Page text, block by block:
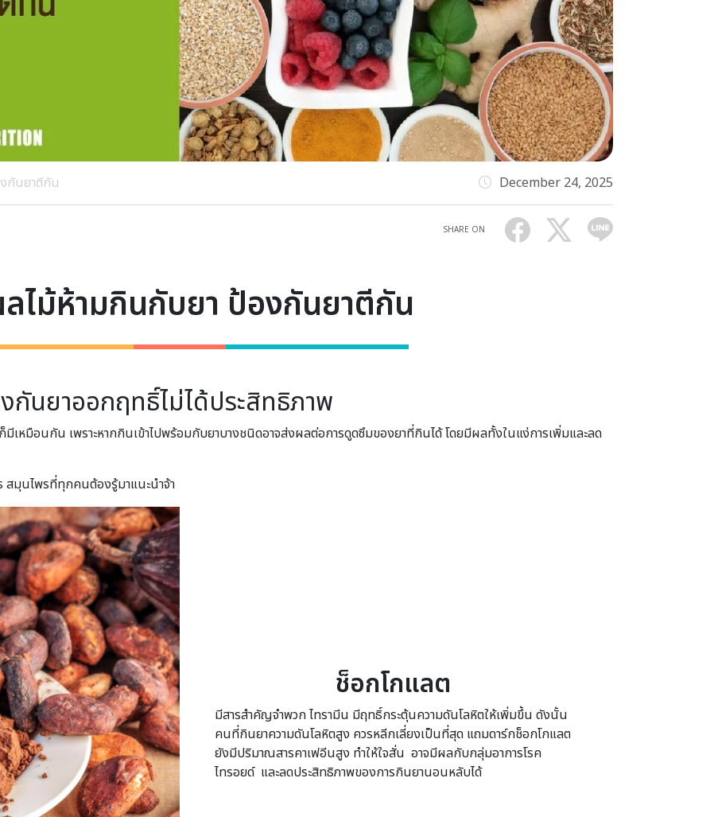
กันยาตีกัน December 24, 2025
SHARE ON
ไม้ห้ามกินกับยา ป้องกันยาตีกัน
กันยาออกฤทธิ์ไม่ได้ประสิทธิภาพ
หมือนกัน เพราะหากกินเข้าไปพร้อมกับยาบางชนิดอาจส่งผลต่อการดูดซึมของยาที่กินได้ โดยมีผลทั้งในแง่การเพิ่มและลด
สมุนไพรที่ทุกคนต้องรู้มาแนะนำจ้า
ช็อกโกแลต
มีสารสำคัญจำพวก ไทรามีน มีฤทธิ์กระตุ้นความดันโลหิตให้เพิ่มขึ้น ดังนั้น
คนที่กินยาความดันโลหิตสูง ควรหลีกเลี่ยงเป็นที่สุด แถมดาร์กช็อกโกแลต
ยังมีปริมาณสารคาเฟอีนสูง ทำให้ใจสั่น อาจมีผลกับกลุ่มอาการโรค
ไทรอยด์ และลดประสิทธิภาพของการกินยานอนหลับได้